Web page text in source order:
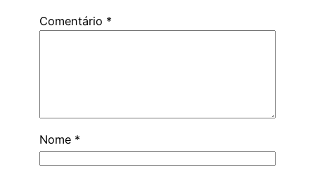
Comentário *
Nome *